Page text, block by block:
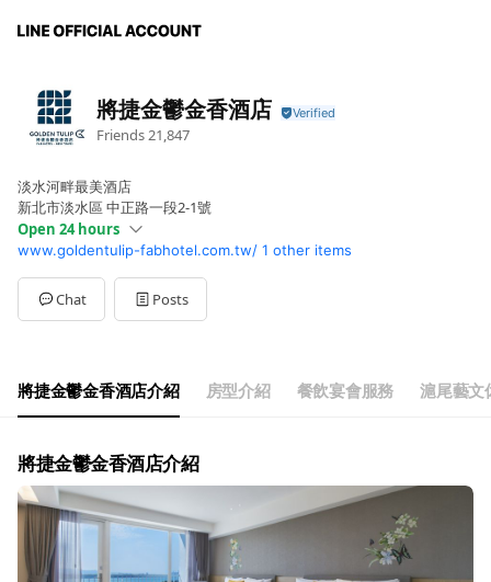
將捷金鬱金香酒店
Friends 21,847
淡水河畔最美酒店
新北市淡水區 中正路一段2-1號
Open 24 hours
Sun00:00 - 00:00
Mon00:00 - 00:00
Tue00:00 - 00:00
Wed00:00 - 00:00
Sat00:00 - 00:00
全天候開業
www.goldentulip-fabhotel.com.tw/ 1 other items
Chat Posts
將捷金鬱金香酒店介紹 房型介紹 餐飲宴會服務 滬尾藝文
將捷金鬱金香酒店介紹